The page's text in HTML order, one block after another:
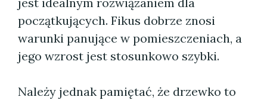
początkujących. Fikus dobrze znosi
warunki panujące w pomieszczeniach, a
jego wzrost jest stosunkowo szybki.
Należy jednak pamiętać, że drzewko to